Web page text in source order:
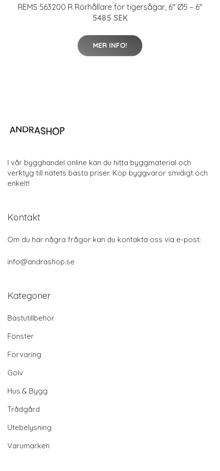
REMS 563200 R Rörhållare för tigersågar, 6" Ø5 – 6"
5485 SEK
MER INFO!
I vår bygghandel online kan du hitta byggmaterial och
verktyg till nätets bästa priser. Köp byggvaror smidigt och
enkelt!
Kontakt
Om du har några frågor kan du kontakta oss via e-post:
info@andrashop.se
Kategorier
Bastutillbehör
Fönster
Förvaring
Golv
Hus & Bygg
Trådgård
Utebelysning
Varumärken